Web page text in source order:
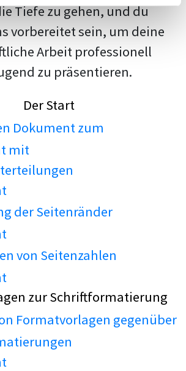
Tiefe zu gehen, und du
vorbereitet sein, um deine
Arbeit professionell
zu präsentieren.
Der Start
Dokument zum
mit
der Seitenränder
von Seitenzahlen
zur Schriftformatierung
Formatvorlagen gegenüber